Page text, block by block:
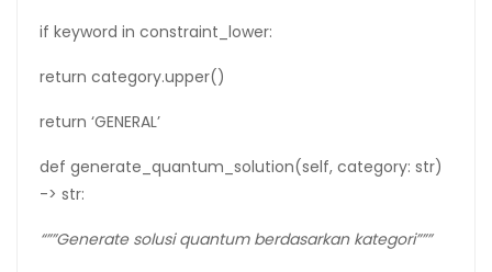
if keyword in constraint_lower:
return category.upper()
return ‘GENERAL’
def generate_quantum_solution(self, category: str)
-> str:
“””Generate solusi quantum berdasarkan kategori”””